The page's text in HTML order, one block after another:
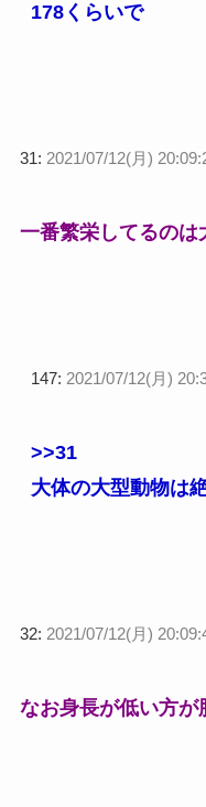
178くらいで
31: 2021/07/12(月)
一番繁栄してるの
147: 2021/07/12(月)
>>31
大体の大型動物は
32: 2021/07/12(月)
なお身長が低い方